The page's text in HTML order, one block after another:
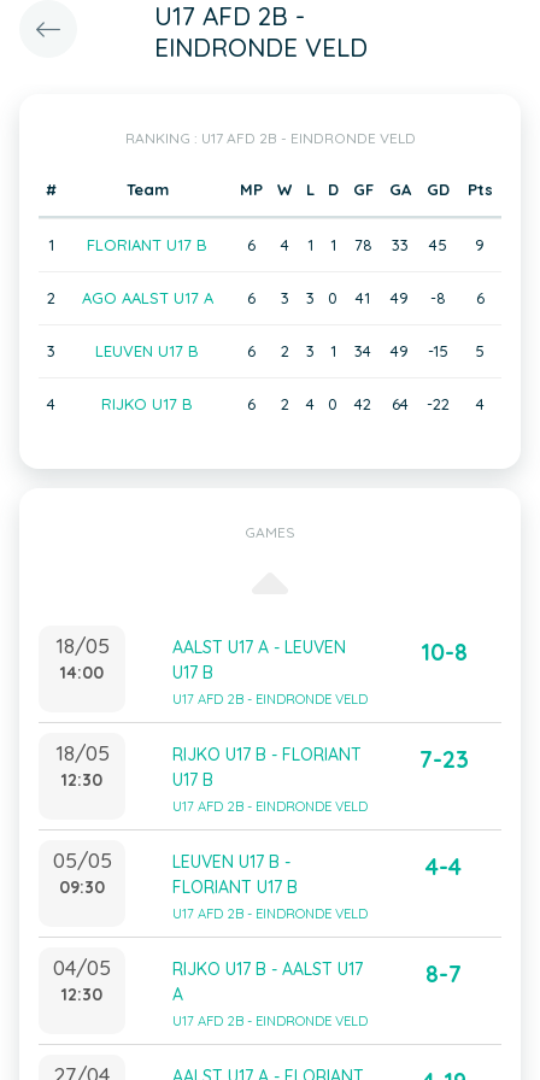
U17 AFD 2B -
EINDRONDE VELD
RANKING : U17 AFD 2B - EINDRONDE VELD
# Team MP W L D GF GA GD Pts
1 FLORIANT U17 B 6 4 1 1 78 33 45 9
2 AGO AALST U17 A 6 3 3 0 41 49 -8 6
3 LEUVEN U17 B 6 2 3 1 34 49 -15 5
4 RIJKO U17 B 6 2 4 0 42 64 -22 4
GAMES
18/05
14:00
AALST U17 A - LEUVEN
U17 B
U17 AFD 2B - EINDRONDE VELD
10-8
18/05
12:30
RIJKO U17 B - FLORIANT
U17 B
U17 AFD 2B - EINDRONDE VELD
7-23
05/05
09:30
LEUVEN U17 B -
FLORIANT U17 B
U17 AFD 2B - EINDRONDE VELD
4-4
04/05
12:30
RIJKO U17 B - AALST U17
A
U17 AFD 2B - EINDRONDE VELD
8-7
27/04